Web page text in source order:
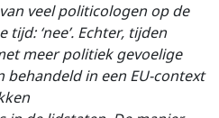
veel politicologen op de
‘nee’. Echter, tijden
meer politiek gevoelige
in een EU-context